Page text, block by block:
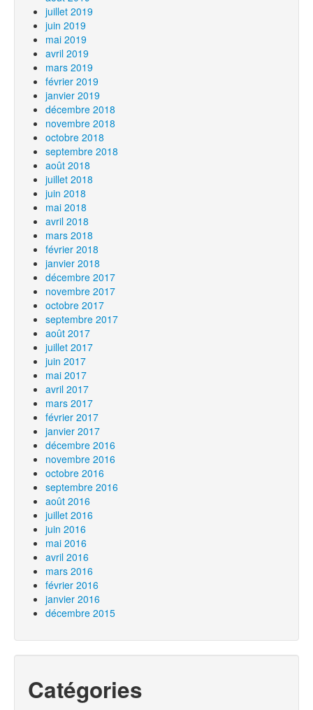
juillet 2019
juin 2019
mai 2019
avril 2019
mars 2019
février 2019
janvier 2019
décembre 2018
novembre 2018
octobre 2018
septembre 2018
août 2018
juillet 2018
juin 2018
mai 2018
avril 2018
mars 2018
février 2018
janvier 2018
décembre 2017
novembre 2017
octobre 2017
septembre 2017
août 2017
juillet 2017
juin 2017
mai 2017
avril 2017
mars 2017
février 2017
janvier 2017
décembre 2016
novembre 2016
octobre 2016
septembre 2016
août 2016
juillet 2016
juin 2016
mai 2016
avril 2016
mars 2016
février 2016
janvier 2016
décembre 2015
Catégories